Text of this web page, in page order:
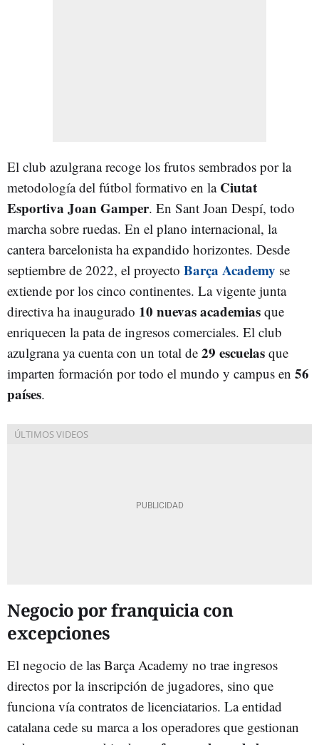
El club azulgrana recoge los frutos sembrados por la
metodología del fútbol formativo en la Ciutat
Esportiva Joan Gamper. En Sant Joan Despí, todo
marcha sobre ruedas. En el plano internacional, la
cantera barcelonista ha expandido horizontes. Desde
septiembre de 2022, el proyecto Barça Academy se
extiende por los cinco continentes. La vigente junta
directiva ha inaugurado 10 nuevas academias que
enriquecen la pata de ingresos comerciales. El club
azulgrana ya cuenta con un total de 29 escuelas que
imparten formación por todo el mundo y campus en 56
países.
Negocio por franquicia con
excepciones
El negocio de las Barça Academy no trae ingresos
directos por la inscripción de jugadores, sino que
funciona vía contratos de licenciatarios. La entidad
catalana cede su marca a los operadores que gestionan